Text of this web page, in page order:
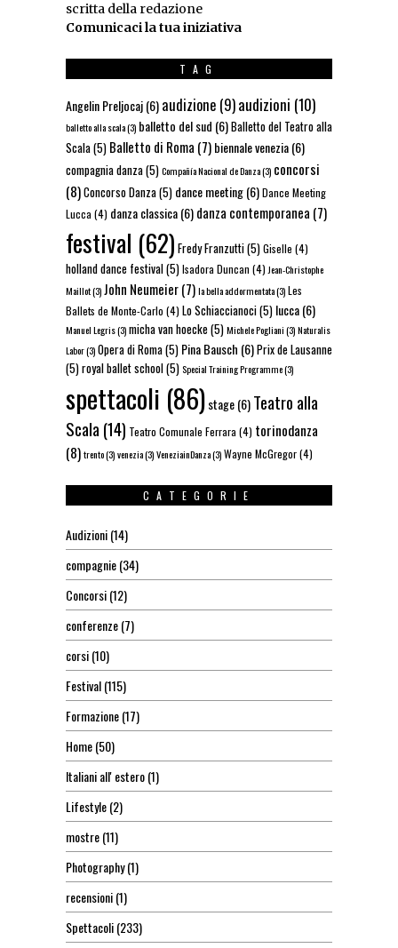
scritta della redazione
Comunicaci la tua iniziativa
TAG
Angelin Preljocaj(6)audizione (9)audizioni (10)
balletto alla scala(3) balletto del sud (6)Balletto del Teatro alla
Scala(5) Balletto di Roma (7)biennale venezia(6)
compagnia danza(5)Compañía Nacional de Danza(3) concorsi
(8)Concorso Danza(5) dance meeting(6)Dance Meeting
Lucca (4) danza classica(6)danza contemporanea (7)
festival (62) Fredy Franzutti(5)Giselle (4)
holland dance festival(5)Isadora Duncan (4) Jean-Christophe
Maillot(3)John Neumeier(7)la bella addormentata(3)Les
Ballets de Monte-Carlo (4) Lo Schiaccianoci(5) lucca(6)
Manuel Legris(3)micha van hoecke(5)Michele Pogliani(3)Naturalis
Labor(3)Opera di Roma(5) Pina Bausch (6)Prix de Lausanne
(5)royal ballet school(5)Special Training Programme(3)
spettacoli (86)stage(6)Teatro alla
Scala (14) Teatro Comunale Ferrara (4) torinodanza
(8)trento(3)venezia(3)VeneziainDanza(3)Wayne McGregor(4)
CATEGORIE
Audizioni(14)
compagnie(34)
Concorsi(12)
conferenze(7)
corsi(10)
Festival(115)
Formazione(17)
Home(50)
Italiani all' estero(1)
Lifestyle(2)
mostre(11)
Photography(1)
recensioni(1)
Spettacoli(233)